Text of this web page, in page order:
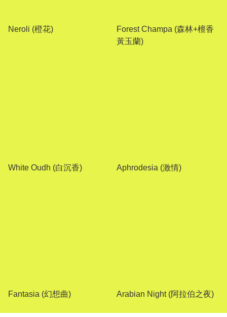
Neroli (橙花)
Forest Champa (森林+檀香
黃玉蘭)
White Oudh (白沉香) Aphrodesia (激情)
Fantasia (幻想曲) Arabian Night (阿拉伯之夜)